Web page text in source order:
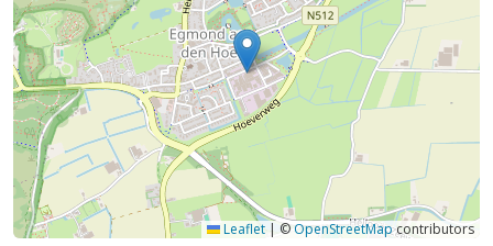
Leaflet | © OpenStreetMapcontributors